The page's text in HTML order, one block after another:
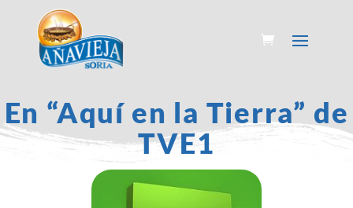
En “Aquí en la Tierra” de
TVE1